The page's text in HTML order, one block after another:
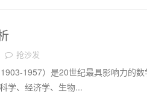
抢沙发
1957）是20世纪最具影响力的数
学、经济学、生物...